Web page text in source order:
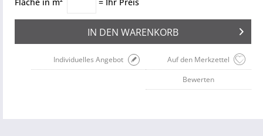
IN DEN WARENKORB
Auf den Merkzettel
Individuelles Angebot
Bewerten